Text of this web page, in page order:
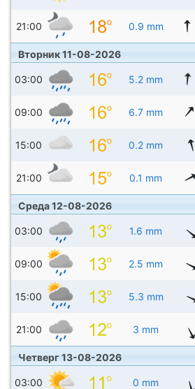
21:00 0.9 mm
Вторник 11-08-2026
03:00 5.2 mm
09:00 6.7 mm
15:00 0.2 mm
21:00 0.1 mm
Среда 12-08-2026
03:00 1.6 mm
09:00 2.5 mm
15:00 5.3 mm
21:00 3 mm
Четверг 13-08-2026
03:00 0 mm